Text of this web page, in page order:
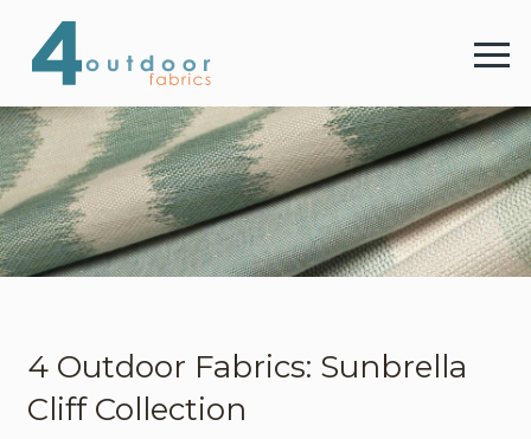
4
4 Outdoor Fabrics: Sunbrella
Cliff Collection
Menu
4 Outdoor Fabrics
Stoffe
Webshop